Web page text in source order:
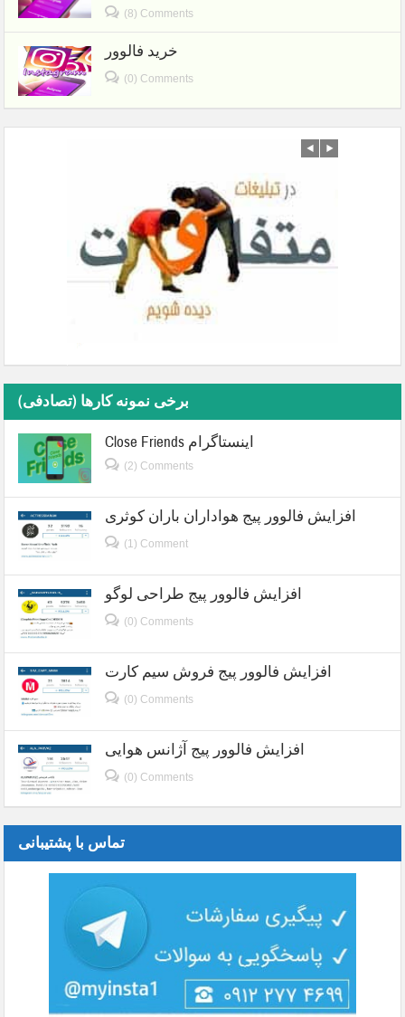
(8) Comments
خرید فالوور
(0) Comments
برخی نمونه کارها (تصادفی)
Close Friends اینستاگرام
(2) Comments
افزایش فالوور پیج هواداران باران کوثری
(1) Comment
افزایش فالوور پیج طراحی لوگو
(0) Comments
افزایش فالوور پیج فروش سیم کارت
(0) Comments
افزایش فالوور پیج آژانس هوایی
(0) Comments
تماس با پشتیبانی